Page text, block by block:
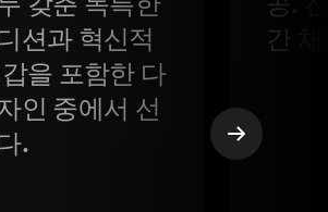
션과 혁신적
을 포함한 다
인 중에서 선
.
간